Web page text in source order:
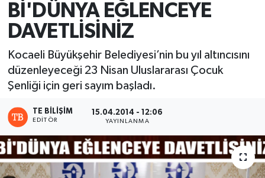
Bİ'DÜNYA EĞLENCEYE
DAVETLİSİNİZ
Kocaeli Büyükşehir Belediyesi’nin bu yıl altıncısını
düzenleyeceği 23 Nisan Uluslararası Çocuk
Şenliği için geri sayım başladı.
TE BILIŞIM
EDITÖR
15.04.2014 - 12:06
YAYINLANMA